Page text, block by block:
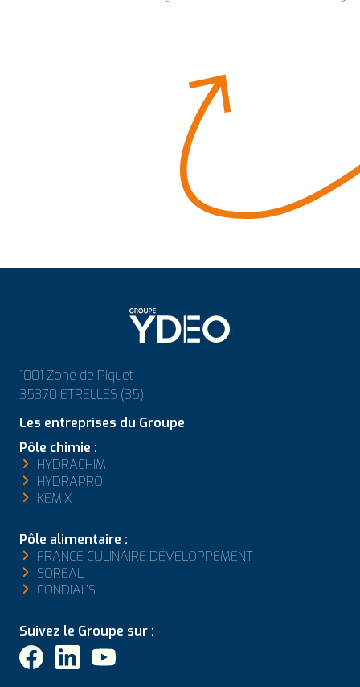
1001 Zone de Piquet
35370 ETRELLES (35)
Les entreprises du Groupe
Pôle chimie :
HYDRACHIM
HYDRAPRO
KEMIX
Pôle alimentaire :
FRANCE CULINAIRE DÉVELOPPEMENT
SOREAL
CONDIAL’S
Suivez le Groupe sur :